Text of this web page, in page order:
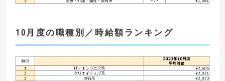
10 月度の職種別／時給額ランキング